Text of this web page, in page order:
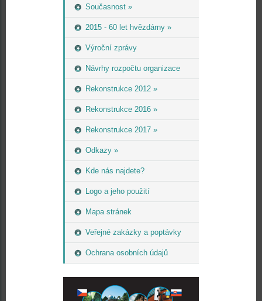
Současnost »
2015 - 60 let hvězdárny »
Výroční zprávy
Návrhy rozpočtu organizace
Rekonstrukce 2012 »
Rekonstrukce 2016 »
Rekonstrukce 2017 »
Odkazy »
Kde nás najdete?
Logo a jeho použití
Mapa stránek
Veřejné zakázky a poptávky
Ochrana osobních údajů